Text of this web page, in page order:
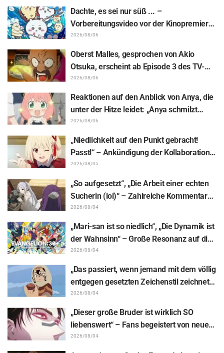
Hauptfigur aus „The Elusive Samurai“, für
Episode 13
Dachte, es sei nur süß ... –
Vorbereitungsvideo vor der Kinopremiere
von „Chiikawa“ sorgt mit überraschender
Kluft für Erstaunen: „Härter als gedacht“,
„Es geht nur um Arbeit“
2026/08/06
Oberst Malles, gesprochen von Akio
Otsuka, erscheint ab Episode 3 des TV-
Animes „The Ghost in the Shell“! Cast-
Kommentar & Endcard enthüllt
2026/08/06
Reaktionen auf den Anblick von Anya, die
unter der Hitze leidet: „Anya schmilzt
dahin“ – „SPY x FAMILY“-
Ankündigungsillustration sorgt für
Aufsehen
2026/08/06
„Niedlichkeit auf den Punkt gebracht!
Passt!“ – Ankündigung der Kollaboration
zwischen „Lycoris Recoil“ und Kumamine
von „Shigoto Neko“ sorgt für zahlreiche
„Passt!“-Reaktionen
2026/08/05
„So aufgesetzt“, „Die Arbeit einer echten
Sucherin (lol)“ – Zahlreiche Kommentare
zu einer Frieren-Plüschfigur, die in einer
Ausstellungs-Mimik steckt: „Frieren –
Nach dem Ende der Reise“
2026/08/04
„Mari-san ist so niedlich“, „Die Dynamik ist
der Wahnsinn“ – Große Resonanz auf die
Enthüllung von Hidenori Matsubaras
wunderschöner Zeichnung der drei
Figuren aus „Neon Genesis Evangelion“ im
Plugsuit
2026/08/04
„Das passiert, wenn jemand mit dem völlig
entgegen gesetzten Zeichenstil zeichnet“
– Fans begeistert von der Unterstützungs-
Illustration des „Yowamushi Pedal“-
Schöpfers für „Jaadugar: A Witch in
Mongolia“
2026/08/04
„Dieser große Bruder ist wirklich SO
liebenswert“ – Fans begeistert von neuen
Illustrationen zur „JUJUTSU KAISEN“-
Ausstellung, auf denen Choso Yūji Itadori
2026/08/04